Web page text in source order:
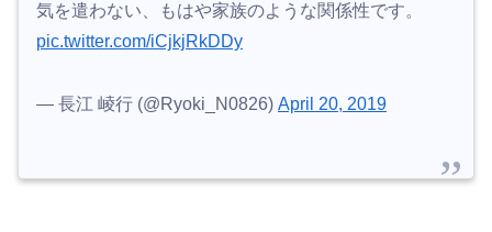
気を遣わない、もはや家族のような関係性です。
pic.twitter.com/iCjkjRkDDy
— 長江 崚行 (@Ryoki_N0826) April 20, 2019